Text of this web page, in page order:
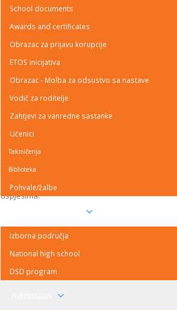
School documents
Awards and certificates
Obrazac za prijavu korupcije
ETOS inicijativa
Obrazac - Molba za odsustvo sa nastave
Vodič za roditelje
Zahtjevi za vanredne sastanke
Učenici
Takmičenja
Biblioteka
Pohvale/žalbe
Izborna područja
National high school
DSD program
Druge gimnazije su ostvarili zapažene
učenike prvog razreda, treće mjesto je osvojio
nivou znanja, uloženom trudu i radu naših
uspjesima.
back to top